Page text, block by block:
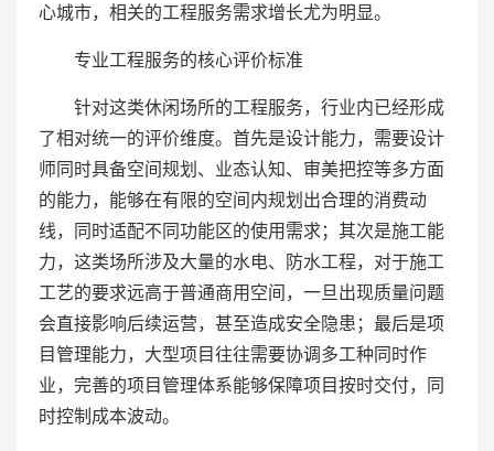
心城市，相关的工程服务需求增长尤为明显。
专业工程服务的核心评价标准
针对这类休闲场所的工程服务，行业内已经形成
了相对统一的评价维度。首先是设计能力，需要设计
师同时具备空间规划、业态认知、审美把控等多方面
的能力，能够在有限的空间内规划出合理的消费动
线，同时适配不同功能区的使用需求；其次是施工能
力，这类场所涉及大量的水电、防水工程，对于施工
工艺的要求远高于普通商用空间，一旦出现质量问题
会直接影响后续运营，甚至造成安全隐患；最后是项
目管理能力，大型项目往往需要协调多工种同时作
业，完善的项目管理体系能够保障项目按时交付，同
时控制成本波动。